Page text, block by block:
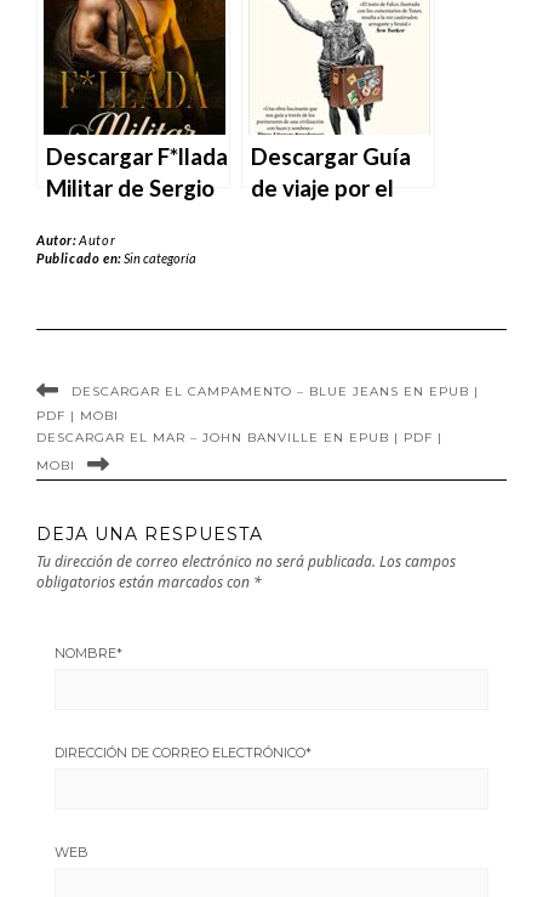
MOBI
MOBI
Descargar F*llada
Militar de Sergio
| PDF | MOBI
Descargar Guía
de viaje por el
Autor:Autor
Publicado en:Sin categoría
DESCARGAR EL CAMPAMENTO – BLUE JEANS EN EPUB |
PDF | MOBI
DESCARGAR EL MAR – JOHN BANVILLE EN EPUB | PDF |
MOBI
DEJA UNA RESPUESTA
Tu dirección de correo electrónico no será publicada. Los campos
obligatorios están marcados con *
NOMBRE*
DIRECCIÓN DE CORREO ELECTRÓNICO*
WEB